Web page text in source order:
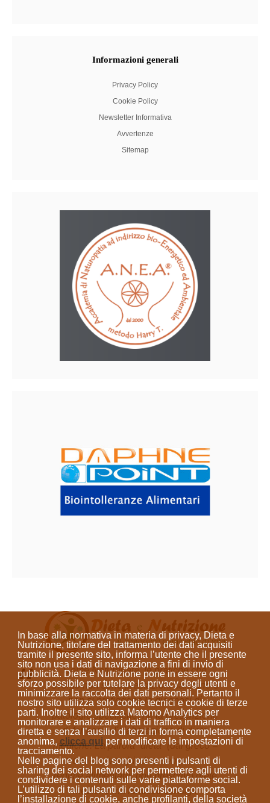
In base alla normativa in materia di privacy, Dieta e
Nutrizione, titolare del trattamento dei dati acquisiti
tramite il presente sito, informa l’utente che il presente
sito non usa i dati di navigazione a fini di invio di
pubblicità. Dieta e Nutrizione pone in essere ogni
sforzo possibile per tutelare la privacy degli utenti e
minimizzare la raccolta dei dati personali. Pertanto il
nostro sito utilizza solo cookie tecnici e cookie di terze
parti. Inoltre il sito utilizza Matomo Analytics per
monitorare e analizzare i dati di traffico in maniera
diretta e senza l’ausilio di terzi in forma completamente
anonima, clicca quiper modificare le impostazioni di
tracciamento.
Nelle pagine del blog sono presenti i pulsanti di
sharing dei social network per permettere agli utenti di
condividere i contenuti sulle varie piattaforme social.
L’utilizzo di tali pulsanti di condivisione comporta
l’installazione di cookie, anche profilanti, della società
Informazioni generali
Privacy Policy
Cookie Policy
Newsletter Informativa
Avvertenze
Sitemap
Come Naturopata, le pratiche che
svolgo non sono prestazioni sanitarie e
non si prefiggono la diagnosi di
patologie specifiche, né la prescrizione
di farmaci o l'elaborazione di diete
mediche. La parola “dieta” (dal greco =
modo di vivere)indica sempre un
regime alimentare; non prescrivo diete
mediche ma fornisco consigli